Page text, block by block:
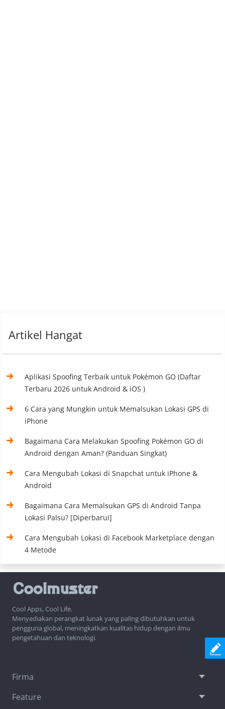
Artikel Hangat
Aplikasi Spoofing Terbaik untuk Pokémon GO (Daftar
Terbaru 2026 untuk Android & iOS )
6 Cara yang Mungkin untuk Memalsukan Lokasi GPS di
iPhone
Bagaimana Cara Melakukan Spoofing Pokémon GO di
Android dengan Aman? (Panduan Singkat)
Cara Mengubah Lokasi di Snapchat untuk iPhone &
Android
Bagaimana Cara Memalsukan GPS di Android Tanpa
Lokasi Palsu? [Diperbarui]
Cara Mengubah Lokasi di Facebook Marketplace dengan
4 Metode
Cool Apps, Cool Life.
Menyediakan perangkat lunak yang paling dibutuhkan untuk
pengguna global, meningkatkan kualitas hidup dengan ilmu
pengetahuan dan teknologi.
Firma
Feature